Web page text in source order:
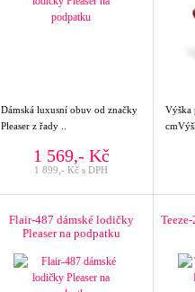
Dámská luxusní obuv od značky
Pleaser z řady ..
1 569,- Kč
1 899,- Kč s DPH
Flair-487 dámské lodičky
Pleaser na podpatku